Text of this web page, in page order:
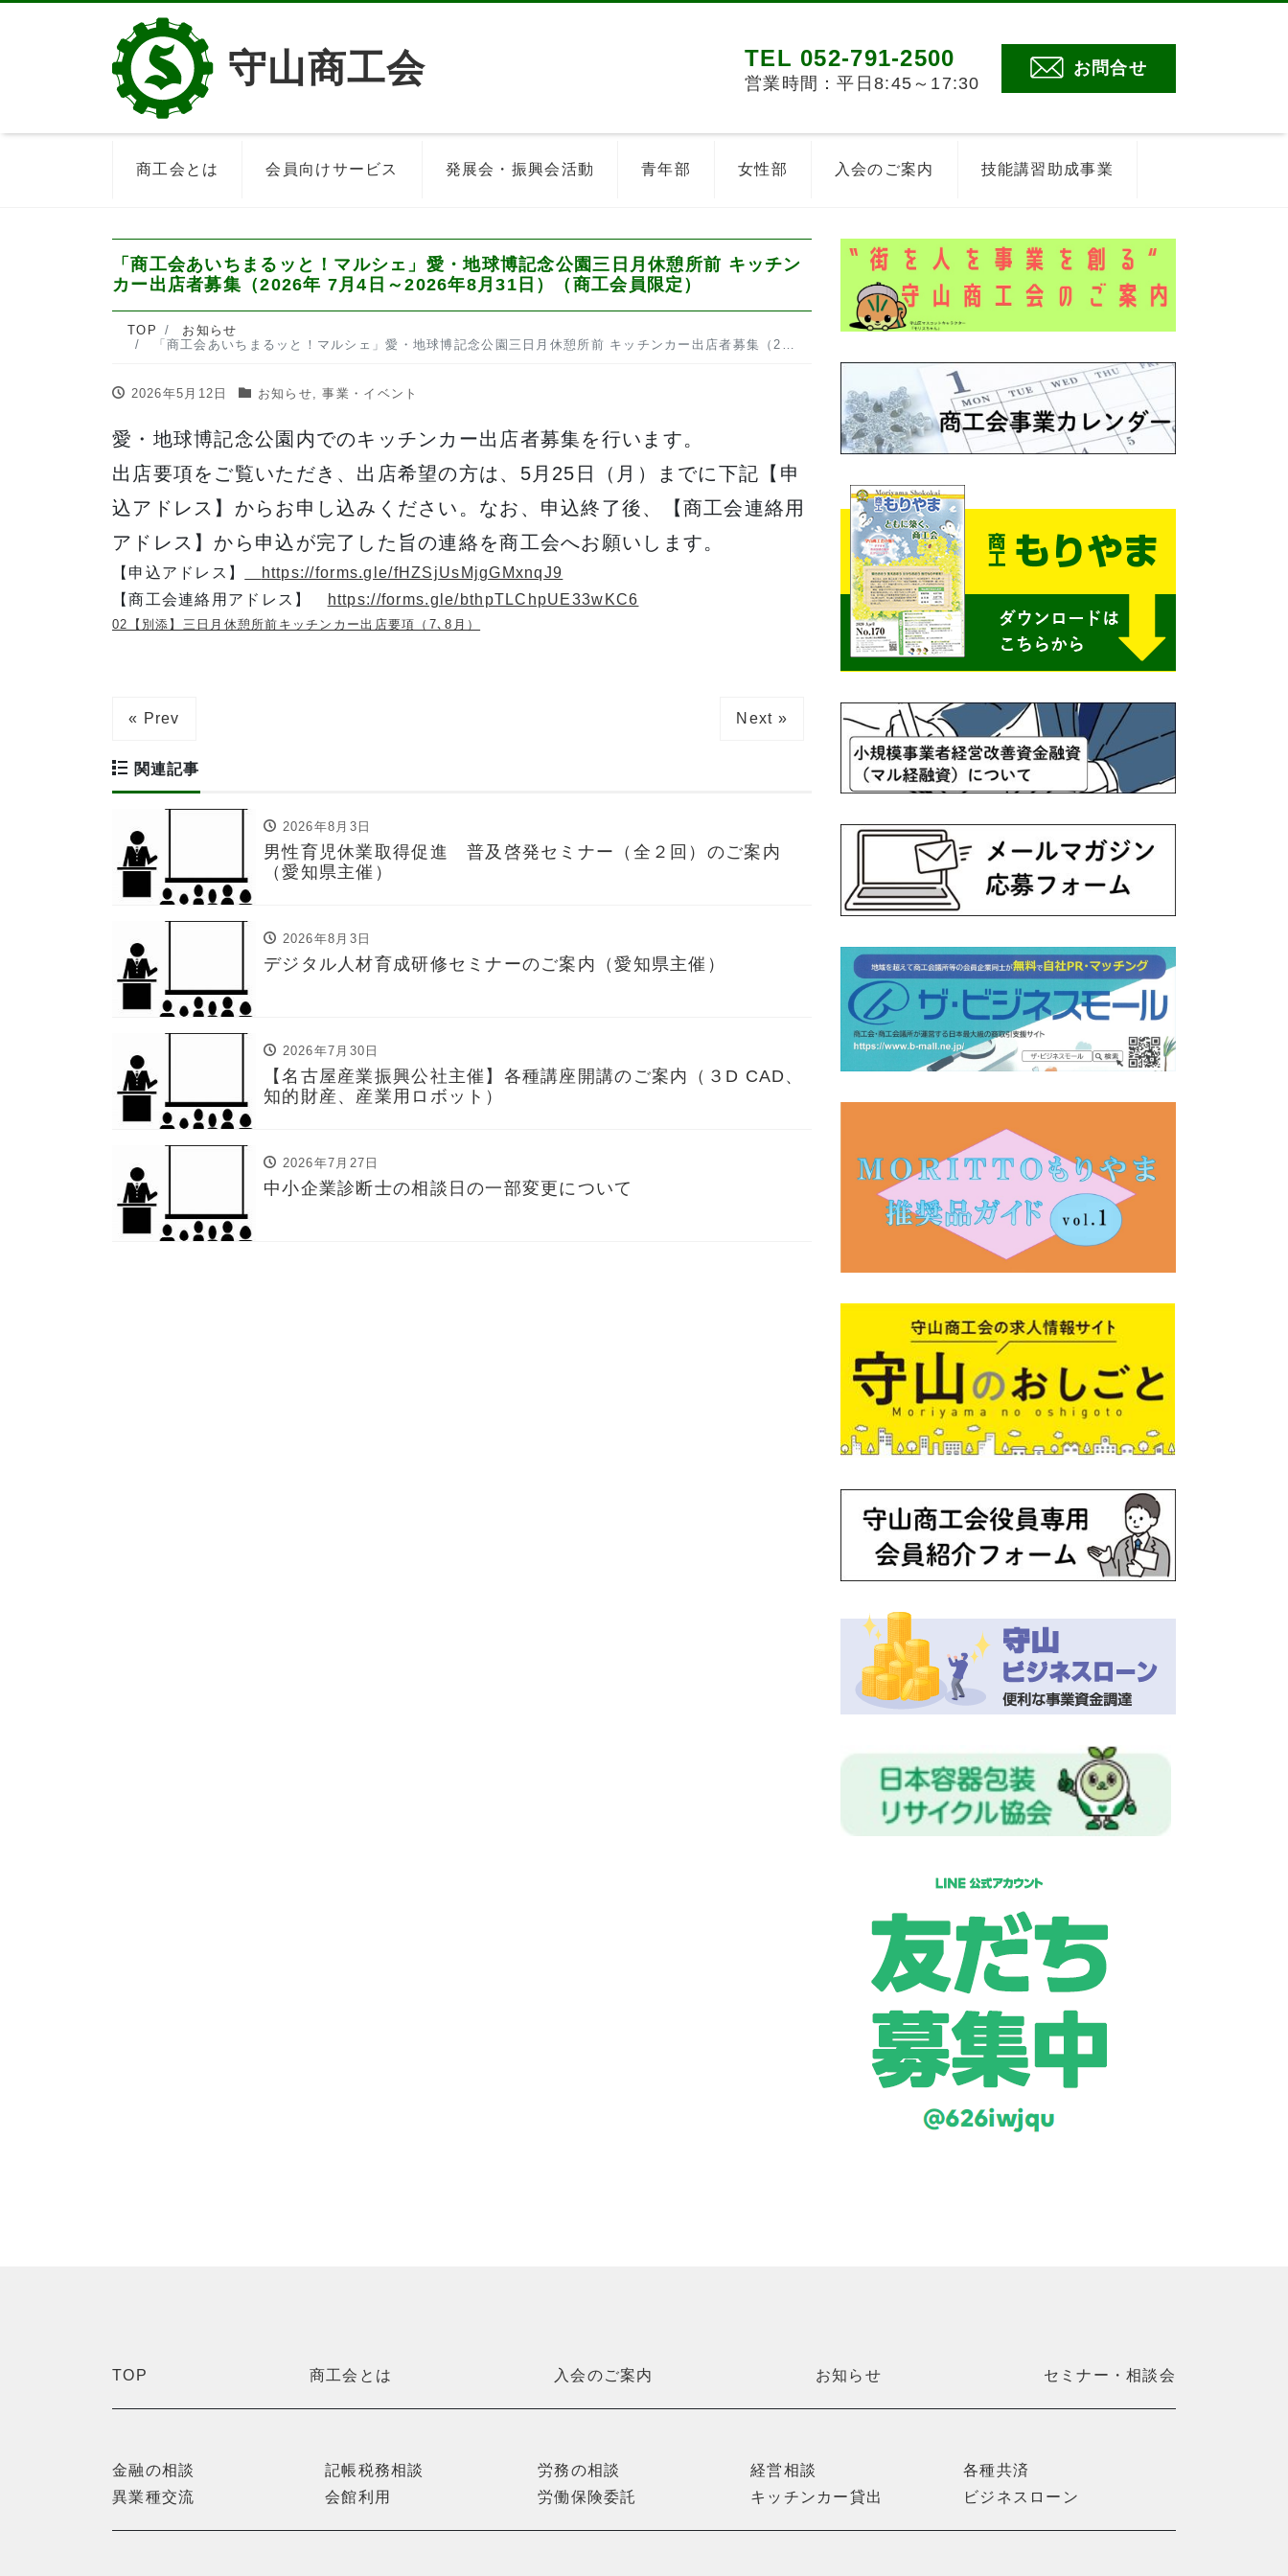
守山商工会 TEL 052-791-2500
営業時間：平日8:45～17:30
お問合せ
商工会とは 会員向けサービス 発展会・振興会活動 青年部 女性部 入会のご案内 技能講習助成事業
「商工会あいちまるッと！マルシェ」愛・地球博記念公園三日月休憩所前 キッチン
カー出店者募集（2026年 7月4日～2026年8月31日）（商工会員限定）
TOP
お知らせ
「商工会あいちまるッと！マルシェ」愛・地球博記念公園三日月休憩所前 キッチンカー出店者募集（2026年 7月4日～2026年8月31日）（商工会員限定）
2026年5月12日 お知らせ,事業・イベント
愛・地球博記念公園内でのキッチンカー出店者募集を行います。
出店要項をご覧いただき、出店希望の方は、5月25日（月）までに下記【申
込アドレス】からお申し込みください。なお、申込終了後、【商工会連絡用
アドレス】から申込が完了した旨の連絡を商工会へお願いします。
【申込アドレス】
https://forms.gle/fHZSjUsMjgGMxnqJ9
【商工会連絡用アドレス】
https://forms.gle/bthpTLChpUE33wKC6
02【別添】三日月休憩所前キッチンカー出店要項（7､8月）
« Prev Next »
関連記事
2026年8月3日
男性育児休業取得促進 普及啓発セミナー（全２回）のご案内
（愛知県主催）
2026年8月3日
デジタル人材育成研修セミナーのご案内（愛知県主催）
2026年7月30日
【名古屋産業振興公社主催】各種講座開講のご案内（３D CAD、
知的財産、産業用ロボット）
2026年7月27日
中小企業診断士の相談日の一部変更について
TOP 商工会とは 入会のご案内 お知らせ セミナー・相談会
金融の相談 記帳税務相談 労務の相談 経営相談
各種共済
異業種交流
会館利用 労働保険委託 キッチンカー貸出 ビジネスローン